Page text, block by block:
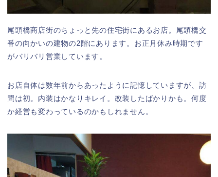
尾頭橋商店街のちょっと先の住宅街にあるお店。尾頭橋交
番の向かいの建物の2階にあります。お正月休み時期です
がバリバリ営業しています。
お店自体は数年前からあったように記憶していますが、訪
問は初。内装はかなりキレイ。改装したばかりかも。何度
か経営も変わっているのかもしれません。